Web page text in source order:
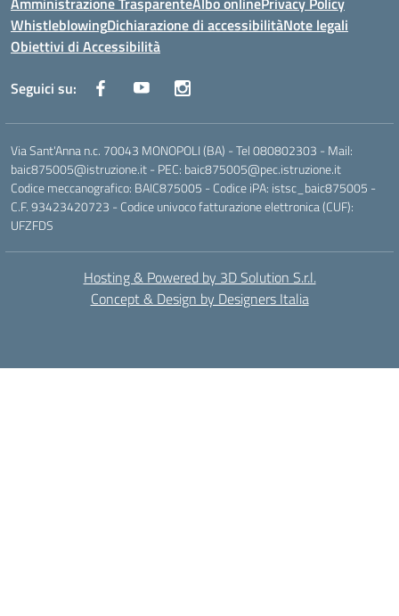
WhistleblowingDichiarazione di accessibilitàNote legali
Obiettivi di Accessibilità
Seguici su:
Via Sant'Anna n.c. 70043 MONOPOLI (BA) - Tel 080802303 - Mail:
baic875005@istruzione.it - PEC: baic875005@pec.istruzione.it
Codice meccanografico: BAIC875005 - Codice iPA: istsc_baic875005 -
C.F. 93423420723 - Codice univoco fatturazione elettronica (CUF):
UFZFDS
Hosting & Powered by 3D Solution S.r.l.
Concept & Design by Designers Italia